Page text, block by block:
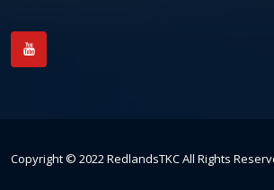
Copyright © 2022 RedlandsTKC All Rights